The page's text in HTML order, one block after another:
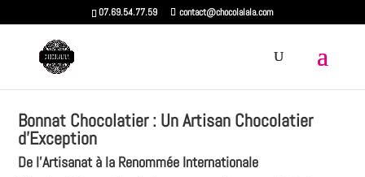
07.69.54.77.59 contact@chocolalala.com
Bonnat Chocolatier : Un Artisan Chocolatier
d'Exception
De l'Artisanat à la Renommée Internationale